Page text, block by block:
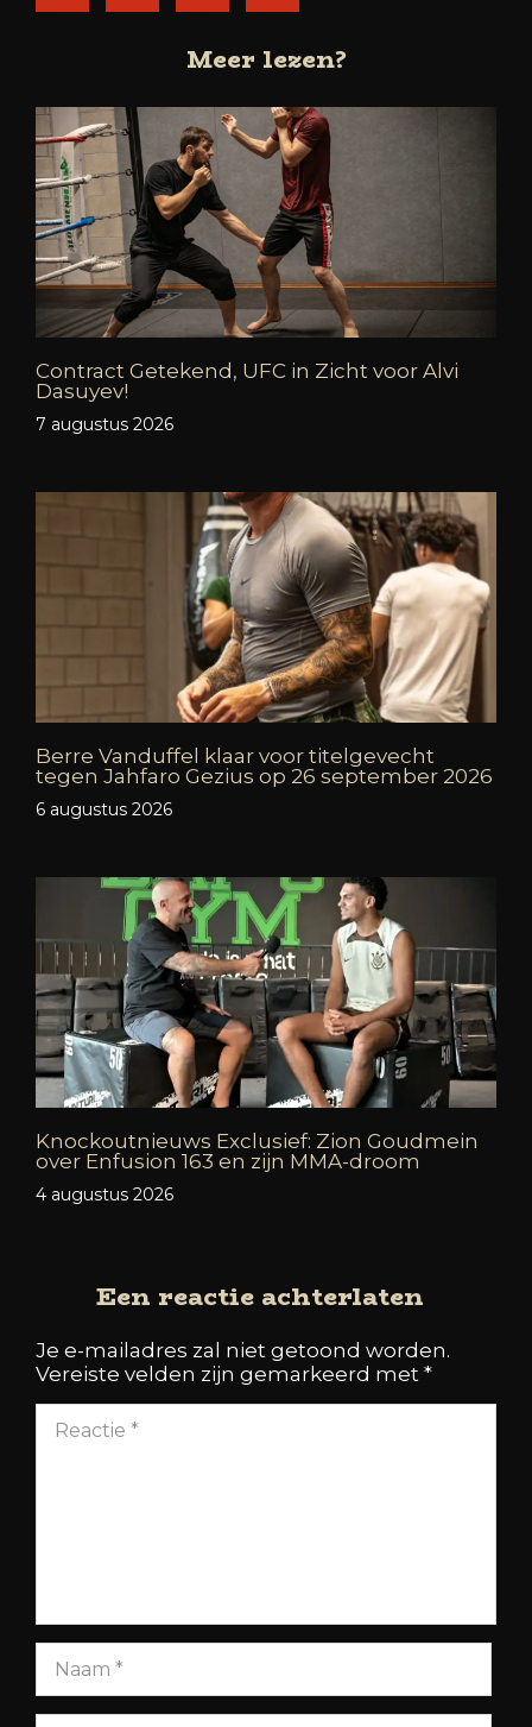
Meer lezen?
Contract Getekend, UFC in Zicht voor Alvi
Dasuyev!
7 augustus 2026
Berre Vanduffel klaar voor titelgevecht
tegen Jahfaro Gezius op 26 september 2026
6 augustus 2026
Knockoutnieuws Exclusief: Zion Goudmein
over Enfusion 163 en zijn MMA-droom
4 augustus 2026
Een reactie achterlaten
Je e-mailadres zal niet getoond worden.
Vereiste velden zijn gemarkeerd met *